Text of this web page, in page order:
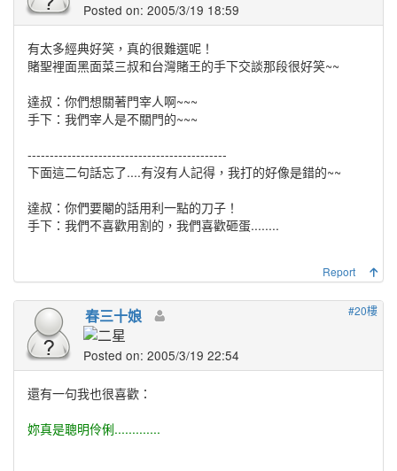
Posted on: 2005/3/19 18:59
有太多經典好笑，真的很難選呢！
賭聖裡面黑面菜三叔和台灣賭王的手下交談那段很好笑~~
達叔：你們想關著門宰人啊~~~
手下：我們宰人是不關門的~~~
---------------------------------------------
下面這二句話忘了....有沒有人記得，我打的好像是錯的~~
達叔：你們要閹的話用利一點的刀子！
手下：我們不喜歡用割的，我們喜歡砸蛋........
Report
#20樓
春三十娘
Posted on: 2005/3/19 22:54
還有一句我也很喜歡：
妳真是聰明伶俐.............